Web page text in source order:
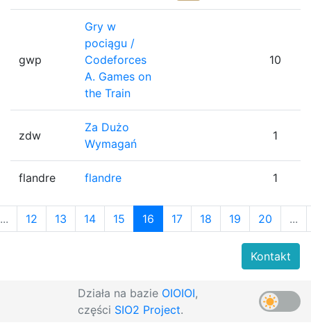
gwp
Gry w
pociągu /
Codeforces
A. Games on
the Train
10
zdw
Za Dużo
Wymagań
1
flandre flandre 1
... 12 13 14 15 16 17 18 19 20 ...
Działa na bazie OIOIOI,
części SIO2 Project.
Kontakt